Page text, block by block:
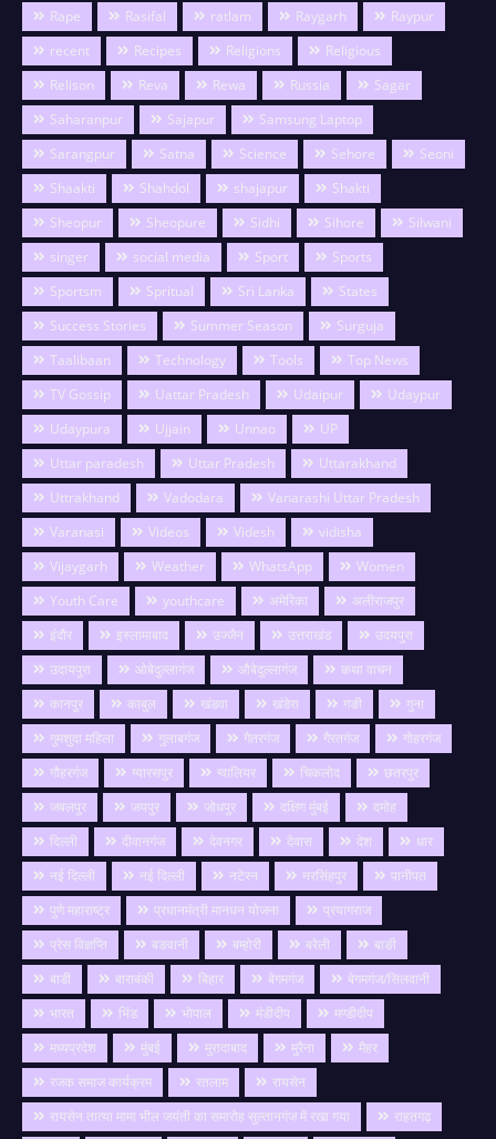
Rape
Rasifal ratlam Raygarh
Raypur
recent
Recipes Religions
Religious
Relison
Reva Rewa Russia
Sagar
Saharanpur
Sajapur
Samsung Laptop
Sarangpur
Satna Science Sehore
Seoni
Shaakti
Shahdol shajapur
Shakti
Sheopur
Sheopure Sidhi Sihore
Silwani
singer
social media Sport
Sports
Sportsm
Spritual Sri Lanka
States
Success Stories
Summer Season
Surguja
Taalibaan
Technology Tools
Top News
TV Gossip
Uattar Pradesh Udaipur
Udaypur
Udaypura
Ujjain Unnao
UP
Uttar paradesh
Uttar Pradesh
Uttarakhand
Uttrakhand
Vadodara
Vanarashi Uttar Pradesh
Varanasi
Videos Videsh
vidisha
Vijaygarh
Weather WhatsApp
Women
Youth Care
youthcare अमेरिका
अलीराजपुर
इंदौर
इस्लामाबाद उज्जैन उत्तराखंड
उदयपुरा
उदायपुरा
ओबेदुल्लागंज औबेदुल्लागंज
कथा वाचन
कानपुर
काबुल खंडवा खंडेरा गङी
गुना
गुमशुदा महिला
गुलाबगंज गैतरगंज गैरतगंज
गोहरगंज
गौहरगंज
ग्यारसपुर ग्वालियर चिकलोद
छतरपुर
जबलपुर
जयपुर जोधपुर दक्षिण मुंबई
दमोह
दिल्ली
दीवानगंज देवनगर देवास देश
धार
नई दिल्ली
नई दिल्ली नटेरन नरसिंहपुर
पानीपत
पुणे महाराष्ट्र
प्रधानमंत्री मानधन योजना
प्रयागराज
प्रेस विज्ञप्ति
बङवानी बम्होरी बरेली
बाङी
बाडी
बाराबंकी बिहार बेगमगंज
बेगमगंज/सिलवानी
भारत
भिंड भोपाल मंडीदीप
मण्डीदीप
मध्यप्रदेश
मुंबई मुरादाबाद मुरैना
मैहर
रजक समाज कार्यक्रम
रतलाम
रायसेन
रायसेन तात्या मामा भील जयंती का समारोह सुल्तानगंज में रखा गया
राहतगढ़